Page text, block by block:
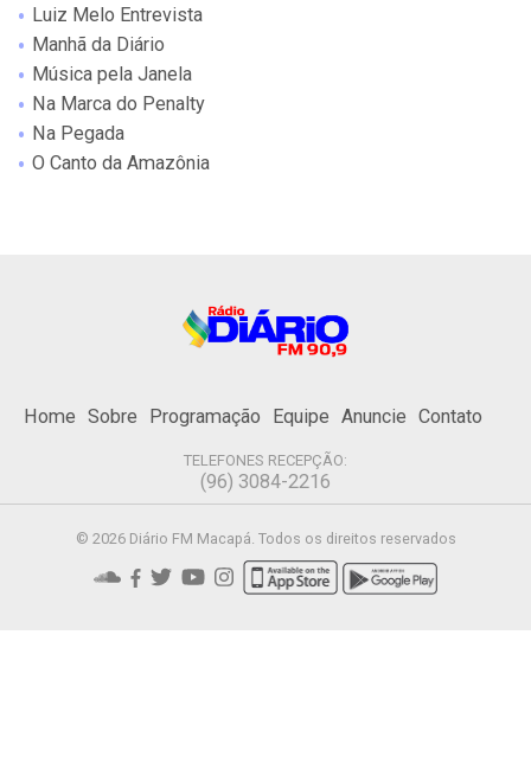
Luiz Melo Entrevista
Manhã da Diário
Música pela Janela
Na Marca do Penalty
Na Pegada
O Canto da Amazônia
Home Sobre Programação Equipe Anuncie Contato
TELEFONES RECEPÇÃO:
(96) 3084-2216
© 2026 Diário FM Macapá. Todos os direitos reservados